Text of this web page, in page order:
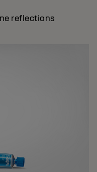
reflections